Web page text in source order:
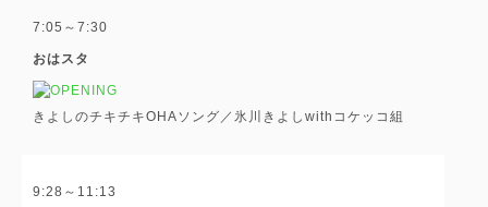
7:05～7:30
おはスタ
きよしのチキチキOHAソング／氷川きよしwithコケッコ組
9:28～11:13